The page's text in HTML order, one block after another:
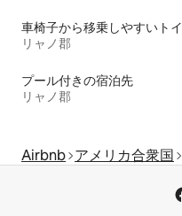
リャノ郡
プール付きの宿泊先
リャノ郡
Airbnb アメリカ合衆国